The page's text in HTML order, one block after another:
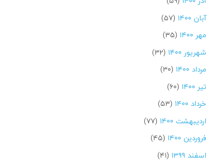
آبان ۱۴۰۰
(۵۷)
مهر ۱۴۰۰
(۳۵)
شهریور ۱۴۰۰
(۳۲)
مرداد ۱۴۰۰
(۳۰)
تیر ۱۴۰۰
(۶۰)
خرداد ۱۴۰۰
(۵۳)
اردیبهشت ۱۴۰۰
(۷۷)
فروردین ۱۴۰۰
(۴۵)
اسفند ۱۳۹۹
(۴۱)